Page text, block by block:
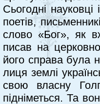
Сьогодні
поетів,
слово «Бог», як
писав на
його справа була
лиця землі
свою власну
підніметься. Та